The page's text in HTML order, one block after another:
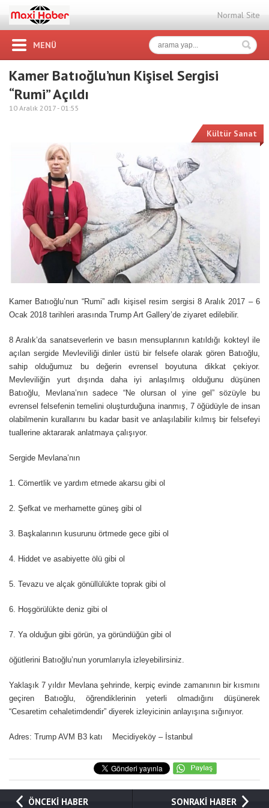
Normal Site
MENÜ
Kamer Batıoğlu’nun Kişisel Sergisi
“Rumi” Açıldı
10 Aralık 2017 - 01:55
Kültür Sanat
Kamer Batıoğlu’nun “Rumi” adlı kişisel resim sergisi 8 Aralık 2017 – 6
Ocak 2018 tarihleri arasında Trump Art Gallery’de ziyaret edilebilir.
8 Aralık’da sanatseverlerin ve basın mensuplarının katıldığı kokteyl ile
açılan sergide Mevleviliği dinler üstü bir felsefe olarak gören Batıoğlu,
sahip olduğumuz bu değerin evrensel boyutuna dikkat çekiyor.
Mevleviliğin yurt dışında daha iyi anlaşılmış olduğunu düşünen
Batıoğlu, Mevlana’nın sadece “Ne olursan ol yine gel” sözüyle bu
evrensel felsefenin temelini oluşturduğuna inanmış, 7 öğüdüyle de insan
olabilmenin kurallarını bu kadar basit ve anlaşılabilir kılmış bir felsefeyi
tuallerine aktararak anlatmaya çalışıyor.
Sergide Mevlana’nın
1. Cömertlik ve yardım etmede akarsu gibi ol
2. Şefkat ve merhamette güneş gibi ol
3. Başkalarının kusurunu örtmede gece gibi ol
4. Hiddet ve asabiyette ölü gibi ol
5. Tevazu ve alçak gönüllülükte toprak gibi ol
6. Hoşgörülükte deniz gibi ol
7. Ya olduğun gibi görün, ya göründüğün gibi ol
öğütlerini Batıoğlu’nun yorumlarıyla izleyebilirsiniz.
Yaklaşık 7 yıldır Mevlana şehrinde, kerpiç evinde zamanının bir kısmını
geçiren Batıoğlu, öğrendiklerinin yeterli olmadığını düşünerek
“Cesaretim cehaletimdendir” diyerek izleyicinin anlayışına sığınıyor.
Adres: Trump AVM B3 katı Mecidiyeköy – İstanbul
ÖNCEKİ HABER SONRAKİ HABER